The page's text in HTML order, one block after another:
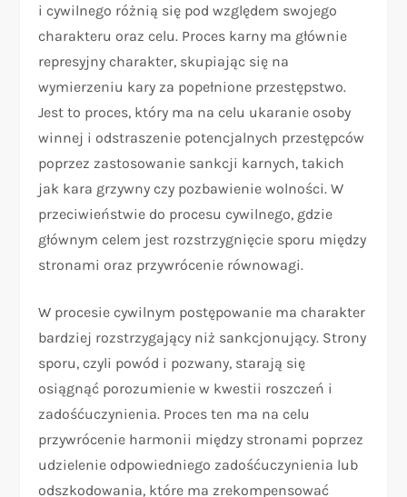
i cywilnego różnią się pod względem swojego
charakteru oraz celu. Proces karny ma głównie
represyjny charakter, skupiając się na
wymierzeniu kary za popełnione przestępstwo.
Jest to proces, który ma na celu ukaranie osoby
winnej i odstraszenie potencjalnych przestępców
poprzez zastosowanie sankcji karnych, takich
jak kara grzywny czy pozbawienie wolności. W
przeciwieństwie do procesu cywilnego, gdzie
głównym celem jest rozstrzygnięcie sporu między
stronami oraz przywrócenie równowagi.
W procesie cywilnym postępowanie ma charakter
bardziej rozstrzygający niż sankcjonujący. Strony
sporu, czyli powód i pozwany, starają się
osiągnąć porozumienie w kwestii roszczeń i
zadośćuczynienia. Proces ten ma na celu
przywrócenie harmonii między stronami poprzez
udzielenie odpowiedniego zadośćuczynienia lub
odszkodowania, które ma zrekompensować